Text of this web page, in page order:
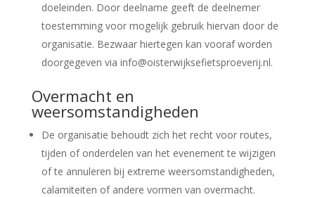
doeleinden. Door deelname geeft de deelnemer
toestemming voor mogelijk gebruik hiervan door de
organisatie. Bezwaar hiertegen kan vooraf worden
doorgegeven via info@oisterwijksefietsproeverij.nl.
Overmacht en
weersomstandigheden
De organisatie behoudt zich het recht voor routes,
tijden of onderdelen van het evenement te wijzigen
of te annuleren bij extreme weersomstandigheden,
calamiteiten of andere vormen van overmacht.